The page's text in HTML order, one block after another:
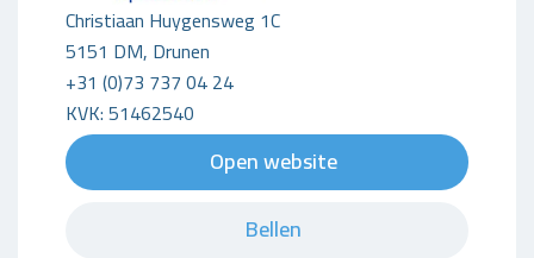
Christiaan Huygensweg 1C
5151 DM, Drunen
+31 (0)73 737 04 24
KVK: 51462540
Open website
Bellen